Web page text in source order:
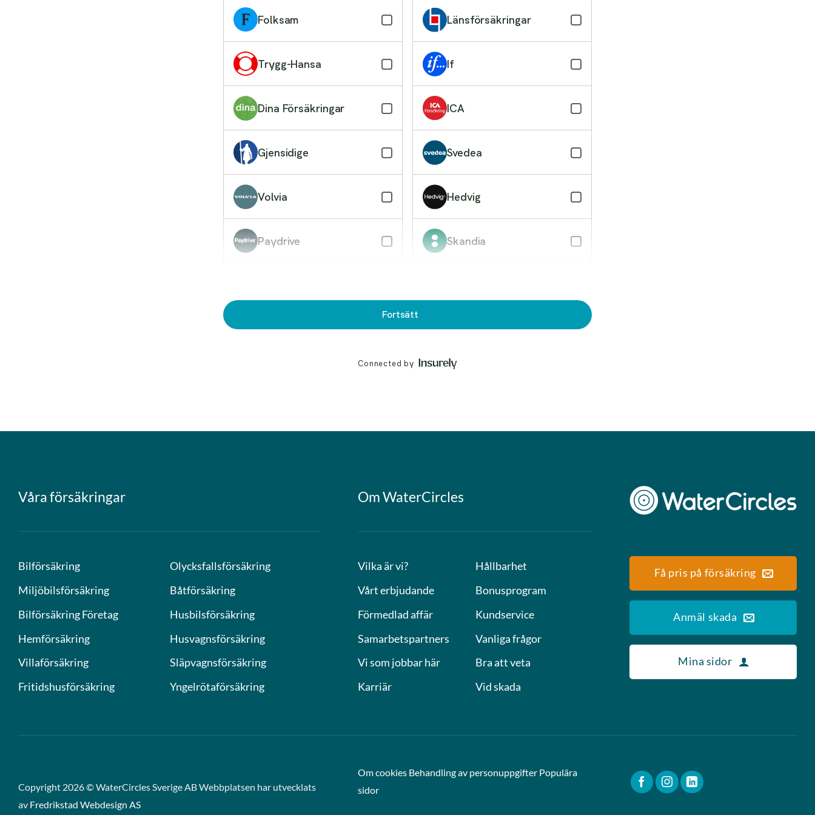
Våra försäkringar
Bilförsäkring
Miljöbilsförsäkring
Bilförsäkring Företag
Hemförsäkring
Villaförsäkring
Fritidshusförsäkring
Olycksfallsförsäkring
Båtförsäkring
Husbilsförsäkring
Husvagnsförsäkring
Släpvagnsförsäkring
Yngelrötaförsäkring
Om WaterCircles
Vilka är vi?
Vårt erbjudande
Förmedlad affär
Samarbetspartners
Vi som jobbar här
Karriär
Hållbarhet
Bonusprogram
Kundservice
Vanliga frågor
Bra att veta
Vid skada
Få pris på försäkring
Anmäl skada
Mina sidor
Copyright 2026 © WaterCircles Sverige AB Webbplatsen har utvecklats
av Fredrikstad Webdesign AS
Om cookies Behandling av personuppgifter Populära
sidor